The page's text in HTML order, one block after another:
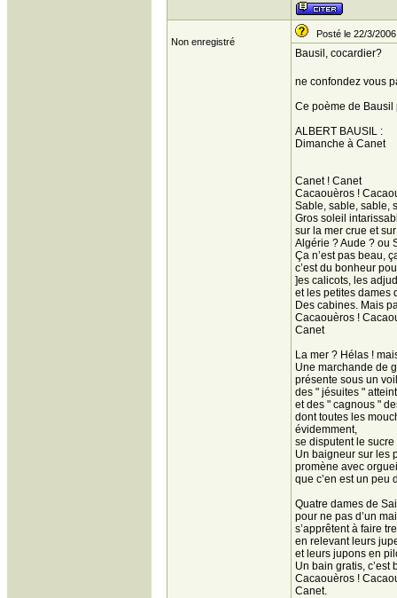
Non enregistré
Posté le 22/3/
Bausil, cocardier?
ne confondez vous
Ce poème de Bausil
ALBERT BAUSIL :
Dimanche à Canet
Canet ! Canet
Cacaouèros !
Sable, sable, sable,
Gros soleil
sur la mer crue et
Algérie ? Aude ? ou
Ça n’est pas beau,
c’est du bonheur
]es calicots, les
et les petites dames
Des cabines. Mais
Cacaouèros !
Canet
La mer ? Hélas !
Une marchande de
présente sous un
des " jésuites "
et des " cagnous "
dont toutes les
évidemment,
se disputent le
Un baigneur sur les
promène avec
que c’en est un peu
Quatre dames de
pour ne pas d’un
s’apprêtent à faire
en relevant leurs
et leurs jupons en
Un bain gratis, c’est
Cacaouèros !
Canet.